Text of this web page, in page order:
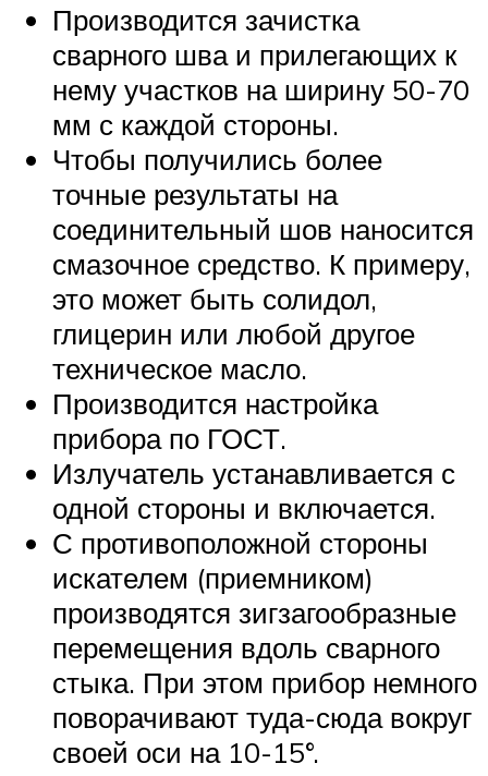
Производится зачистка
сварного шва и прилегающих к
нему участков на ширину 50-70
мм с каждой стороны.
Чтобы получились более
точные результаты на
соединительный шов наносится
смазочное средство. К примеру,
это может быть солидол,
глицерин или любой другое
техническое масло.
Производится настройка
прибора по ГОСТ.
Излучатель устанавливается с
одной стороны и включается.
С противоположной стороны
искателем (приемником)
производятся зигзагообразные
перемещения вдоль сварного
стыка. При этом прибор немного
поворачивают туда-сюда вокруг
своей оси на 10-15°.